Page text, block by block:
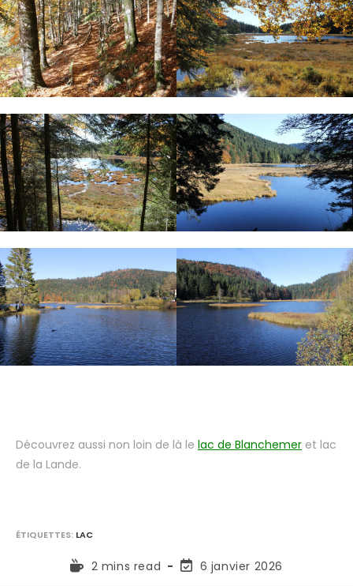
Découvrez aussi non loin de là le lac de Blanchemer et lac
de la Lande.
ÉTIQUETTES: LAC
2 mins read 6 janvier 2026